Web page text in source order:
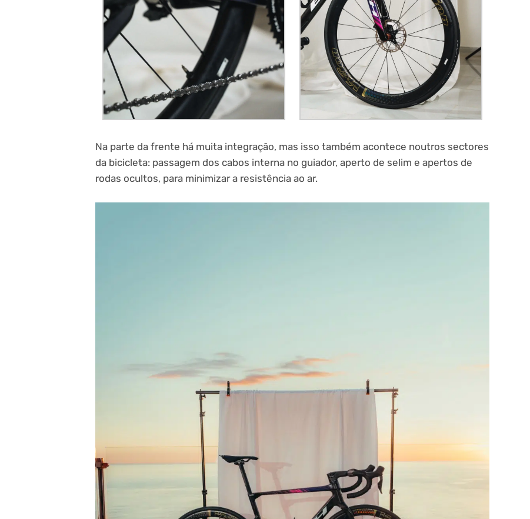
Na parte da frente há muita integração, mas isso também acontece noutros sectores
da bicicleta: passagem dos cabos interna no guiador, aperto de selim e apertos de
rodas ocultos, para minimizar a resistência ao ar.